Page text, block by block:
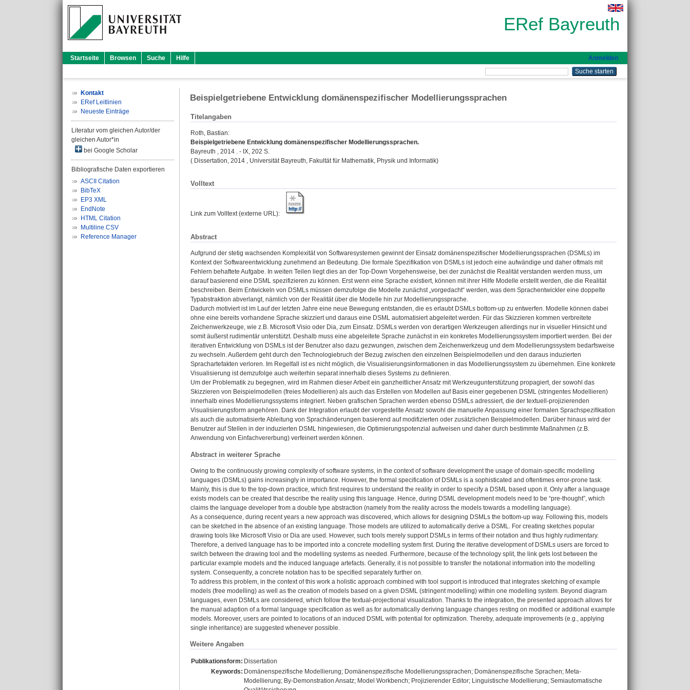
ERef Bayreuth
Startseite Browsen Suche Hilfe Anmelden
Kontakt
ERef Leitlinien
Neueste Einträge
Literatur vom gleichen Autor/der
gleichen Autor*in
bei Google Scholar
Bibliografische Daten exportieren
ASCII Citation
BibTeX
EP3 XML
EndNote
HTML Citation
Multiline CSV
Reference Manager
Beispielgetriebene Entwicklung domänenspezifischer Modellierungssprachen
Titelangaben
Roth, Bastian:
Beispielgetriebene Entwicklung domänenspezifischer Modellierungssprachen.
Bayreuth , 2014 . - IX, 202 S.
( Dissertation, 2014 , Universität Bayreuth, Fakultät für Mathematik, Physik und Informatik)
Volltext
Link zum Volltext (externe URL):
Abstract
Aufgrund der stetig wachsenden Komplexität von Softwaresystemen gewinnt der Einsatz domänenspezifischer Modellierungssprachen (DSMLs) im
Kontext der Softwareentwicklung zunehmend an Bedeutung. Die formale Spezifikation von DSMLs ist jedoch eine aufwändige und daher oftmals mit
Fehlern behaftete Aufgabe. In weiten Teilen liegt dies an der Top-Down Vorgehensweise, bei der zunächst die Realität verstanden werden muss, um
darauf basierend eine DSML spezifizieren zu können. Erst wenn eine Sprache existiert, können mit ihrer Hilfe Modelle erstellt werden, die die Realität
beschreiben. Beim Entwickeln von DSMLs müssen demzufolge die Modelle zunächst „vorgedacht“ werden, was dem Sprachentwickler eine doppelte
Typabstraktion abverlangt, nämlich von der Realität über die Modelle hin zur Modellierungssprache.
Dadurch motiviert ist im Lauf der letzten Jahre eine neue Bewegung entstanden, die es erlaubt DSMLs bottom-up zu entwerfen. Modelle können dabei
ohne eine bereits vorhandene Sprache skizziert und daraus eine DSML automatisiert abgeleitet werden. Für das Skizzieren kommen verbreitete
Zeichenwerkzeuge, wie z.B. Microsoft Visio oder Dia, zum Einsatz. DSMLs werden von derartigen Werkzeugen allerdings nur in visueller Hinsicht und
somit äußerst rudimentär unterstützt. Deshalb muss eine abgeleitete Sprache zunächst in ein konkretes Modellierungssystem importiert werden. Bei der
iterativen Entwicklung von DSMLs ist der Benutzer also dazu gezwungen, zwischen dem Zeichenwerkzeug und dem Modellierungssystem bedarfsweise
zu wechseln. Außerdem geht durch den Technologiebruch der Bezug zwischen den einzelnen Beispielmodellen und den daraus induzierten
Sprachartefakten verloren. Im Regelfall ist es nicht möglich, die Visualisierungsinformationen in das Modellierungssystem zu übernehmen. Eine konkrete
Visualisierung ist demzufolge auch weiterhin separat innerhalb dieses Systems zu definieren.
Um der Problematik zu begegnen, wird im Rahmen dieser Arbeit ein ganzheitlicher Ansatz mit Werkzeugunterstützung propagiert, der sowohl das
Skizzieren von Beispielmodellen (freies Modellieren) als auch das Erstellen von Modellen auf Basis einer gegebenen DSML (stringentes Modellieren)
innerhalb eines Modellierungssystems integriert. Neben grafischen Sprachen werden ebenso DSMLs adressiert, die der textuell-projizierenden
Visualisierungsform angehören. Dank der Integration erlaubt der vorgestellte Ansatz sowohl die manuelle Anpassung einer formalen Sprachspezifikation
als auch die automatisierte Ableitung von Sprachänderungen basierend auf modifizierten oder zusätzlichen Beispielmodellen. Darüber hinaus wird der
Benutzer auf Stellen in der induzierten DSML hingewiesen, die Optimierungspotenzial aufweisen und daher durch bestimmte Maßnahmen (z.B.
Anwendung von Einfachvererbung) verfeinert werden können.
Abstract in weiterer Sprache
Owing to the continuously growing complexity of software systems, in the context of software development the usage of domain-specific modelling
languages (DSMLs) gains increasingly in importance. However, the formal specification of DSMLs is a sophisticated and oftentimes error-prone task.
Mainly, this is due to the top-down practice, which first requires to understand the reality in order to specify a DSML based upon it. Only after a language
exists models can be created that describe the reality using this language. Hence, during DSML development models need to be “pre-thought”, which
claims the language developer from a double type abstraction (namely from the reality across the models towards a modelling language).
As a consequence, during recent years a new approach was discovered, which allows for designing DSMLs the bottom-up way. Following this, models
can be sketched in the absence of an existing language. Those models are utilized to automatically derive a DSML. For creating sketches popular
drawing tools like Microsoft Visio or Dia are used. However, such tools merely support DSMLs in terms of their notation and thus highly rudimentary.
Therefore, a derived language has to be imported into a concrete modelling system first. During the iterative development of DSMLs users are forced to
switch between the drawing tool and the modelling systems as needed. Furthermore, because of the technology split, the link gets lost between the
particular example models and the induced language artefacts. Generally, it is not possible to transfer the notational information into the modelling
system. Consequently, a concrete notation has to be specified separately further on.
To address this problem, in the context of this work a holistic approach combined with tool support is introduced that integrates sketching of example
models (free modelling) as well as the creation of models based on a given DSML (stringent modelling) within one modelling system. Beyond diagram
languages, even DSMLs are considered, which follow the textual-projectional visualization. Thanks to the integration, the presented approach allows for
the manual adaption of a formal language specification as well as for automatically deriving language changes resting on modified or additional example
models. Moreover, users are pointed to locations of an induced DSML with potential for optimization. Thereby, adequate improvements (e.g., applying
single inheritance) are suggested whenever possible.
Weitere Angaben
Publikationsform: Dissertation
Keywords: Domänenspezifische Modellierung; Domänenspezifische Modellierungssprachen; Domänenspezifische Sprachen; Meta-
Modellierung; By-Demonstration Ansatz; Model Workbench; Projizierender Editor; Linguistische Modellierung; Semiautomatische